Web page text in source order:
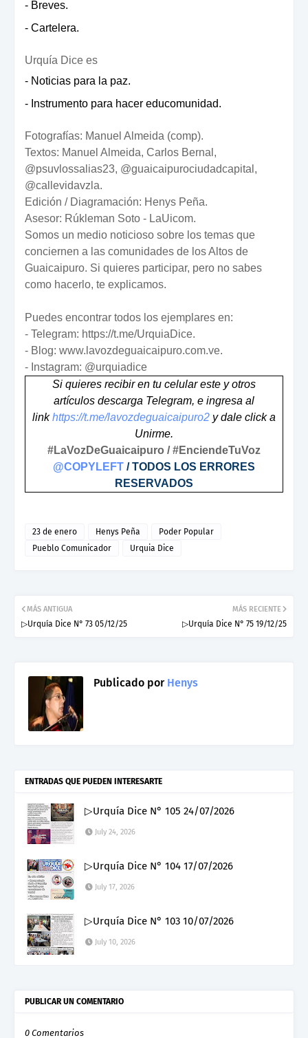
- Breves.
- Cartelera.
Urquía Dice es
- Noticias para la paz.
- Instrumento para hacer educomunidad.
Fotografías: Manuel Almeida (comp).
Textos: Manuel Almeida, Carlos Bernal,
@psuvlossalias23, @guaicaipurociudadcapital,
@callevidavzla.
Edición / Diagramación: Henys Peña.
Asesor: Rúkleman Soto - LaUicom.
Somos un medio noticioso sobre los temas que
conciernen a las comunidades de los Altos de
Guaicaipuro. Si quieres participar, pero no sabes
como hacerlo, te explicamos.
Puedes encontrar todos los ejemplares en:
- Telegram: https://t.me/UrquiaDice.
- Blog: www.lavozdeguaicaipuro.com.ve.
- Instagram: @urquiadice
Si quieres recibir en tu celular este y otros
artículos descarga Telegram, e ingresa al
linkhttps://t.me/lavozdeguaicaipuro2 y dale click a
Unirme.
#LaVozDeGuaicaipuro / #EnciendeTuVoz
@COPYLEFT / TODOS LOS ERRORES
RESERVADOS
23 de enero Henys Peña
Poder Popular
Pueblo Comunicador
Urquia Dice
MÁS RECIENTE
▷Urquía Dice N° 75 19/12/25
MÁS ANTIGUA
▷Urquía Dice N° 73 05/12/25
Publicado porHenys
ENTRADAS QUE PUEDEN INTERESARTE
▷Urquía Dice N° 105 24/07/2026
July 24, 2026
▷Urquía Dice N° 104 17/07/2026
July 17, 2026
▷Urquía Dice N° 103 10/07/2026
July 10, 2026
PUBLICAR UN COMENTARIO
0 Comentarios